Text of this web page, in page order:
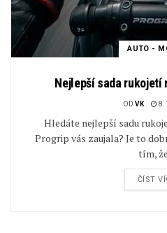
AUTO -
Nejlepší sada rukojetí
OD VK 8.
Hledáte nejlepší sadu
Progrip vás zaujala? Je to
tím,
ČÍST